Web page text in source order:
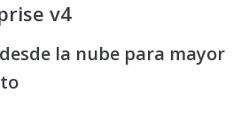
v4
la nube para mayor